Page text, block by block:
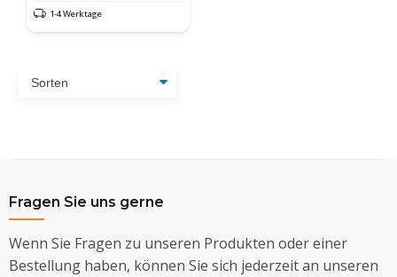
1-4 Werktage
Fragen Sie uns gerne
Wenn Sie Fragen zu unseren Produkten oder einer
Bestellung haben, können Sie sich jederzeit an unseren